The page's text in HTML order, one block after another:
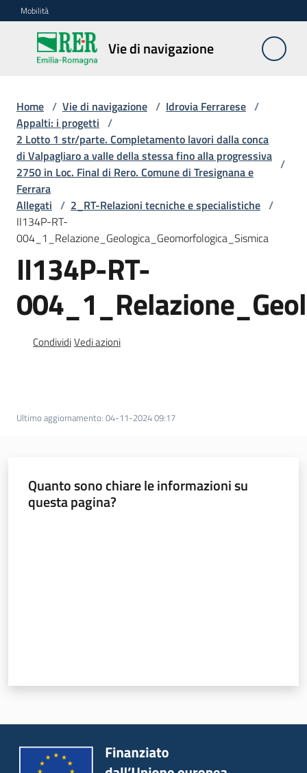
Vai al contenuto
Vai alla navigazione
Vai al footer
Mobilità
Vie di navigazione
Vie di
navigazione
Contesto
e
dati
Normativa
Idrovia
ferrarese
Menu selezionato
Novità
Home / Vie di navigazione / Idrovia Ferrarese /
Appalti: i progetti /
2 Lotto 1 str/parte. Completamento lavori dalla conca
di Valpagliaro a valle della stessa fino alla progressiva
2750 in Loc. Final di Rero. Comune di Tresignana e
Ferrara
/
Allegati / 2_RT-Relazioni tecniche e specialistiche /
II134P-RT-
004_1_Relazione_Geologica_Geomorfologica_Sismica
II134P-RT-
CondividiVedi azioni
Ultimo aggiornamento: 04-11-2024 09:17
Quanto sono chiare le informazioni su
questa pagina?